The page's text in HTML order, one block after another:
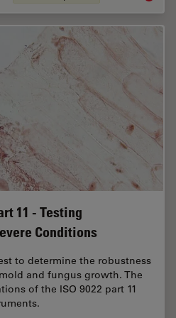
11 - Testing
Conditions
to determine the robustness
and fungus growth. The
of the ISO 9022 part 11